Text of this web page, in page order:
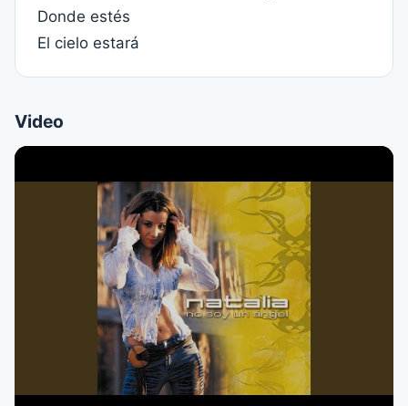
Donde estés
El cielo estará
Video